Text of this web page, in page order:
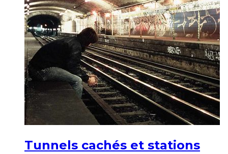
Tunnels cachés et stations